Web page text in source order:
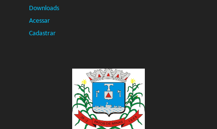
Downloads
Acessar
Cadastrar